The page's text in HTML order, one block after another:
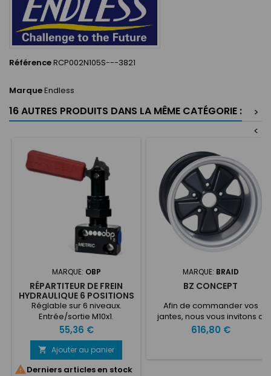
RéférenceRCP002N105S---3821
MarqueEndless
16 AUTRES PRODUITS DANS LA MÊME CATÉGORIE :
>
<
MARQUE: OBP
RÉPARTITEUR DE FREIN
HYDRAULIQUE 6 POSITIONS
OBP
Réglable sur 6 niveaux.
Entrée/sortie M10x1.
Prix
55,36 €
 Ajouter au panier
Derniers articles en stock
MARQUE: BRAID
BZ CONCEPT
Afin de commander vos
jantes, nous vous invitons a
indiquer dans la case
PERSONNALISATION vos
Prix
616,80 €